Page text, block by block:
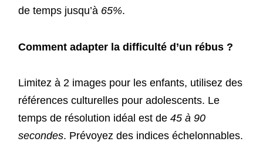
de temps jusqu’à 65%.
Comment adapter la difficulté d’un rébus ?
Limitez à 2 images pour les enfants, utilisez des
références culturelles pour adolescents. Le
temps de résolution idéal est de 45 à 90
secondes. Prévoyez des indices échelonnables.